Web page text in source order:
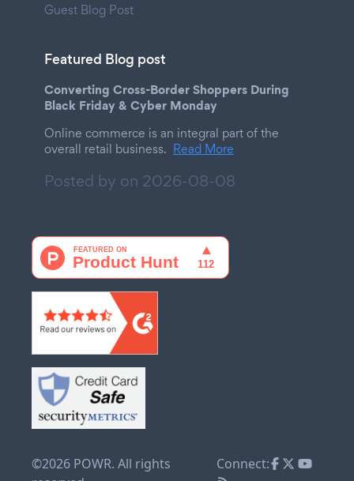
Guest Blog Post
Featured Blog post
Converting Cross-Border Shoppers During
Black Friday & Cyber Monday
Online commerce is an integral part of the
overall retail business. Read More
Posted by on 2026-08-08
©2026 POWR. All rights
Connect: